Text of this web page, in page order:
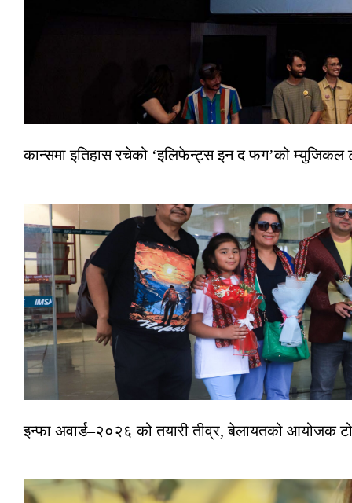
कान्समा इतिहास रचेको ‘इलिफेन्ट्स इन द फग’को म्युजिकल
इन्फा अवार्ड–२०२६ को तयारी तीव्र, बेलायतको आयोजक